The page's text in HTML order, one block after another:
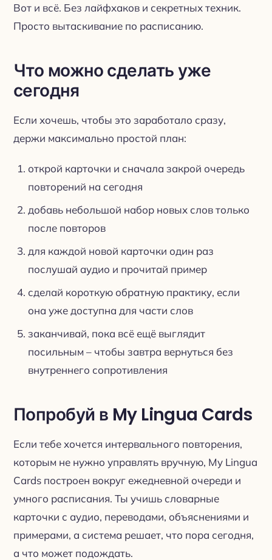
Вот и всё. Без лайфхаков и секретных техник.
Просто вытаскивание по расписанию.
Что можно сделать уже
сегодня
Если хочешь, чтобы это заработало сразу,
держи максимально простой план:
открой карточки и сначала закрой очередь
повторений на сегодня
добавь небольшой набор новых слов только
после повторов
для каждой новой карточки один раз
послушай аудио и прочитай пример
сделай короткую обратную практику, если
она уже доступна для части слов
заканчивай, пока всё ещё выглядит
посильным – чтобы завтра вернуться без
внутреннего сопротивления
Попробуй в My Lingua Cards
Если тебе хочется интервального повторения,
которым не нужно управлять вручную, My Lingua
Cards построен вокруг ежедневной очереди и
умного расписания. Ты учишь словарные
карточки с аудио, переводами, объяснениями и
примерами, а система решает, что пора сегодня,
а что может подождать.